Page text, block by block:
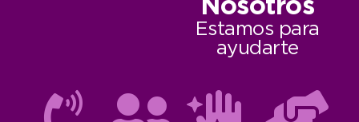
Nosotros
Estamos para
ayudarte